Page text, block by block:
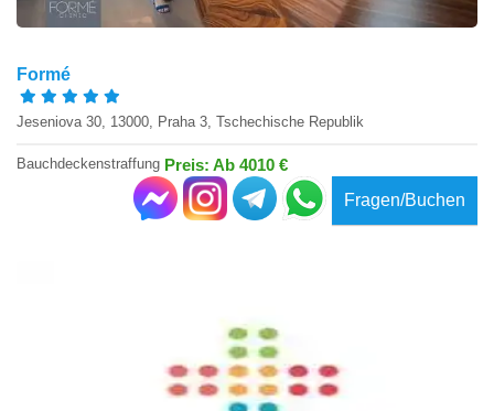
Formé
Jeseniova 30, 13000, Praha 3, Tschechische Republik
Bauchdeckenstraffung Preis: Ab 4010 €
Fragen/Buchen